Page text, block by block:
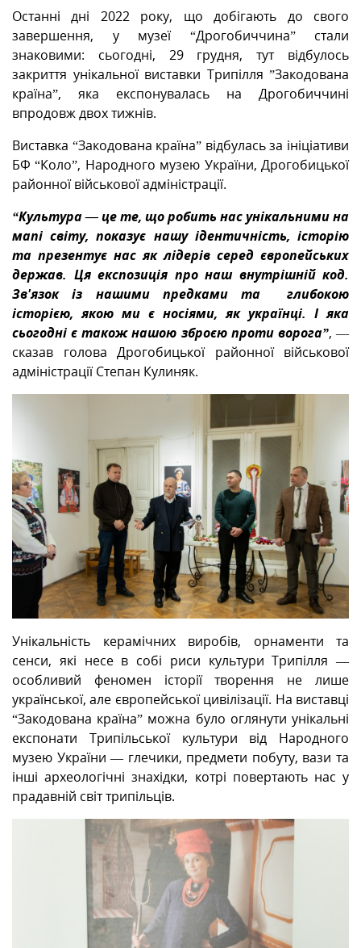
Останні дні 2022 року, що добігають до свого
завершення, у музеї “Дрогобиччина” стали
знаковими: сьогодні, 29 грудня, тут відбулось
закриття унікальної виставки Трипілля ”Закодована
країна”, яка експонувалась на Дрогобиччині
впродовж двох тижнів.
Виставка “Закодована країна” відбулась за ініціативи
БФ “Коло”, Народного музею України, Дрогобицької
районної військової адміністрації.
“Культура — це те, що робить нас унікальними на
мапі світу, показує нашу ідентичність, історію
та презентує нас як лідерів серед європейських
держав. Ця експозиція про наш внутрішній код.
Зв'язок із нашими предками та глибокою
історією, якою ми є носіями, як українці. І яка
сьогодні є також нашою зброєю проти ворога”, —
сказав голова Дрогобицької районної військової
адміністрації Степан Кулиняк.
Унікальність керамічних виробів, орнаменти та
сенси, які несе в собі риси культури Трипілля —
особливий феномен історії творення не лише
української, але європейської цивілізації. На виставці
“Закодована країна” можна було оглянути унікальні
експонати Трипільської культури від Народного
музею України — глечики, предмети побуту, вази та
інші археологічні знахідки, котрі повертають нас у
прадавній світ трипільців.
КОНТАКТИ